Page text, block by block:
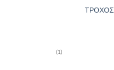
(1)
ΤΡΟΧΟΣ